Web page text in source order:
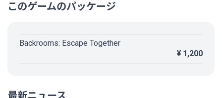
このゲームのパッケージ
Backrooms: Escape Together
¥ 1,200
最新ニュース